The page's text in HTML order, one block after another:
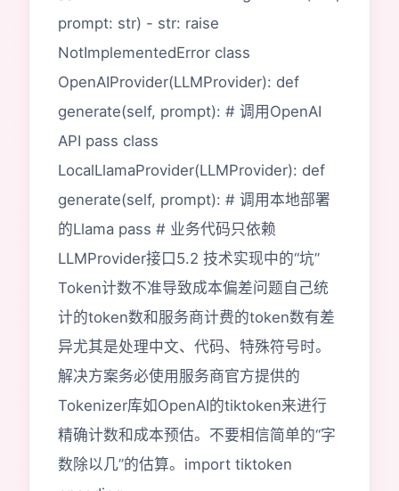
prompt: str) - str: raise
NotImplementedError class
OpenAIProvider(LLMProvider): def
generate(self, prompt): # 调用OpenAI
API pass class
LocalLlamaProvider(LLMProvider): def
generate(self, prompt): # 调用本地部署
的Llama pass # 业务代码只依赖
LLMProvider接口5.2 技术实现中的“坑”
Token计数不准导致成本偏差问题自己统
计的token数和服务商计费的token数有差
异尤其是处理中文、代码、特殊符号时。
解决方案务必使用服务商官方提供的
Tokenizer库如OpenAI的tiktoken来进行
精确计数和成本预估。不要相信简单的“字
数除以几”的估算。import tiktoken